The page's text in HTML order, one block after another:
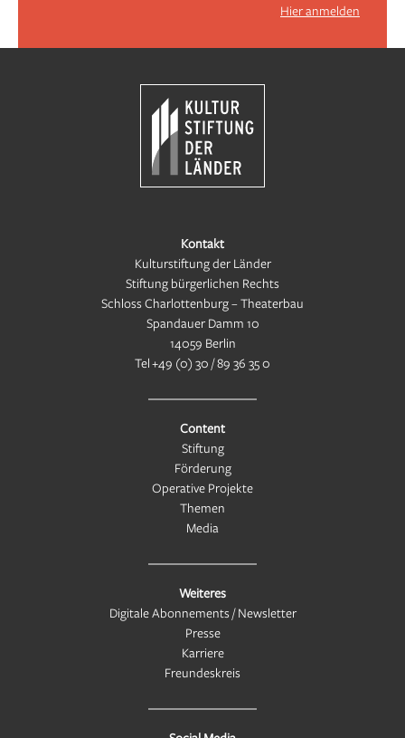
Hier anmelden
Kontakt
Kulturstiftung der Länder
Stiftung bürgerlichen Rechts
Schloss Charlottenburg – Theaterbau
Spandauer Damm 10
14059 Berlin
Tel+49 (0) 30 / 89 36 35 0
Content
Stiftung
Förderung
Operative Projekte
Themen
Media
Weiteres
Digitale Abonnements / Newsletter
Presse
Karriere
Freundeskreis